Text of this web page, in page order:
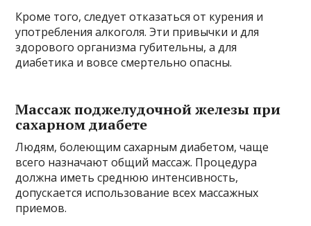
Кроме того, следует отказаться от курения и
употребления алкоголя. Эти привычки и для
здорового организма губительны, а для
диабетика и вовсе смертельно опасны.
Массаж поджелудочной железы при
сахарном диабете
Людям, болеющим сахарным диабетом, чаще
всего назначают общий массаж. Процедура
должна иметь среднюю интенсивность,
допускается использование всех массажных
приемов.